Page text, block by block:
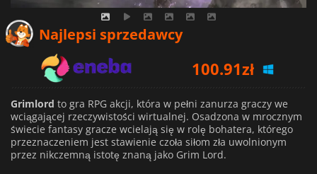
Najlepsi sprzedawcy
100.91zł
117.13zł
108.21zł
Grimlord to gra RPG akcji, która w pełni zanurza graczy we
wciągającej rzeczywistości wirtualnej. Osadzona w mrocznym
świecie fantasy gracze wcielają się w rolę bohatera, którego
przeznaczeniem jest stawienie czoła siłom zła uwolnionym
przez nikczemną istotę znaną jako Grim Lord.